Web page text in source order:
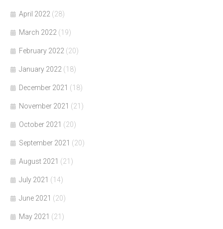
April 2022 (28)
March 2022 (19)
February 2022 (20)
January 2022 (18)
December 2021 (18)
November 2021 (21)
October 2021 (20)
September 2021 (20)
August 2021 (21)
July 2021 (14)
June 2021 (20)
May 2021 (21)